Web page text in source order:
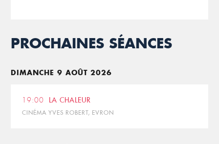
PROCHAINES SÉANCES
DIMANCHE 9 AOÛT 2026
19:00 LA CHALEUR
CINÉMA YVES ROBERT, EVRON